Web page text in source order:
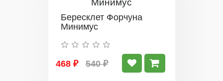
Бересклет Форчуна
Минимус
468 ₽ 540 ₽